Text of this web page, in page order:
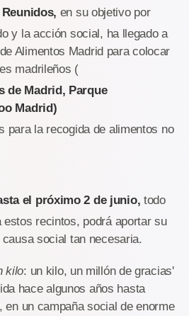
en su objetivo por
y la acción social, ha llegado a
Alimentos Madrid para colocar
madrileños (
de Madrid, Parque
Madrid)
para la recogida de alimentos no
el próximo 2 de junio, todo
estos recintos, podrá aportar su
social tan necesaria.
kilo: un kilo, un millón de gracias'
hace algunos años hasta
un campaña social de enorme